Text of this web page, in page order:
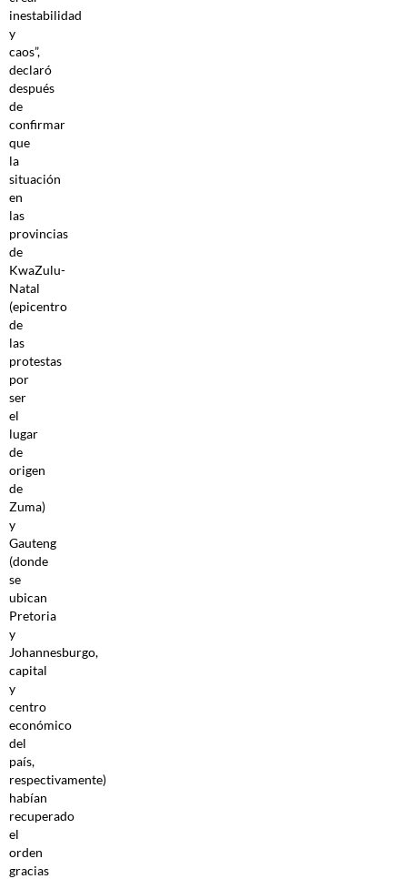
inestabilidad
y
caos”,
declaró
después
de
confirmar
que
la
situación
en
las
provincias
de
KwaZulu-
Natal
(epicentro
de
las
protestas
por
ser
el
lugar
de
origen
de
Zuma)
y
Gauteng
(donde
se
ubican
Pretoria
y
Johannesburgo,
capital
y
centro
económico
del
país,
respectivamente)
habían
recuperado
el
orden
gracias